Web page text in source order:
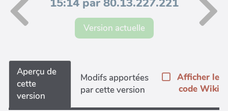
15:14 par 80.13.227.221
Version actuelle
Aperçu de
cette
version
Modifs apportées
par cette version
Afficher le
code Wiki